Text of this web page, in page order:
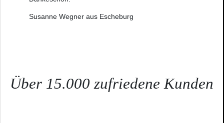
Susanne Wegner aus Escheburg
Über 15.000 zufriedene Kunden